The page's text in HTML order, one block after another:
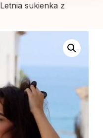
Letnia sukienka z